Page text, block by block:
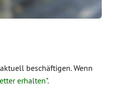
beschäftigen. Wenn
erhalten".